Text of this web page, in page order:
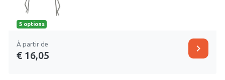
5 options
À partir de
€ 16,05
chevron_right